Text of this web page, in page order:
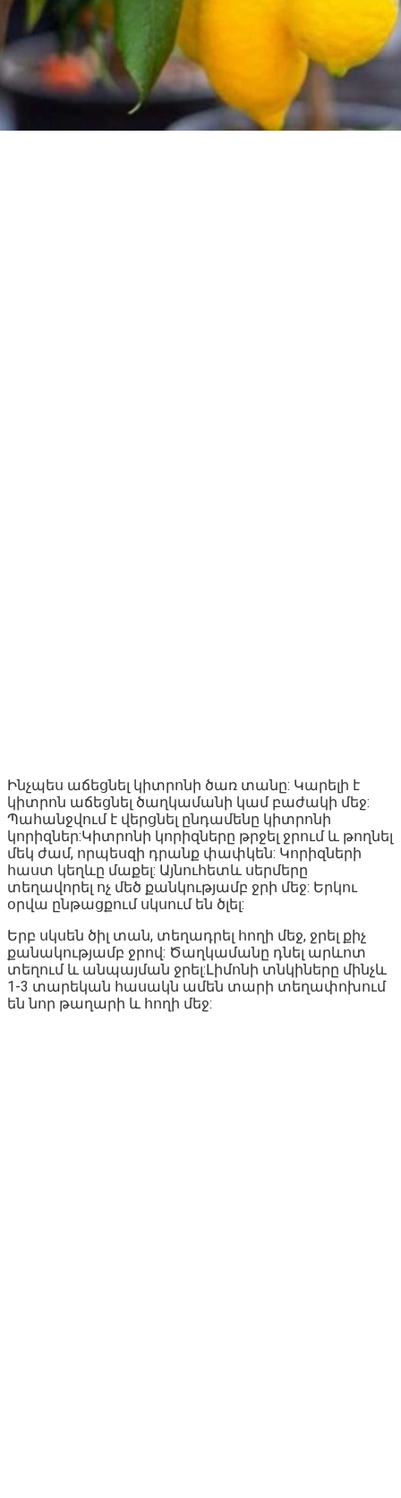
Ինչպես աճեցնել կիտրոնի ծառ տանը: Կարելի է
կիտրոն աճեցնել ծաղկամանի կամ բաժակի մեջ:
Պահանջվում է վերցնել ընդամենը կիտրոնի
կորիզներ:Կիտրոնի կորիզները թրջել ջրում և թողնել
մեկ ժամ, որպեսզի դրանք փափկեն: Կորիզների
հաստ կեղևը մաքել: Այնուհետև սերմերը
տեղավորել ոչ մեծ քանկությամբ ջրի մեջ: Երկու
օրվա ընթացքում սկսում են ծլել:
Երբ սկսեն ծիլ տան, տեղադրել հողի մեջ, ջրել քիչ
քանակությամբ ջրով: Ծաղկամանը դնել արևոտ
տեղում և անպայման ջրել:Լիմոնի տնկիները մինչև
1-3 տարեկան հասակն ամեն տարի տեղափոխում
են նոր թաղարի և հողի մեջ: